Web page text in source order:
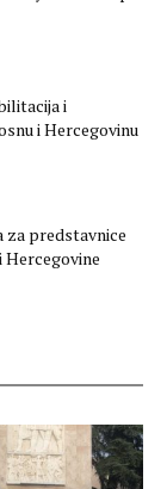
i
i Hercegovinu
za predstavnice